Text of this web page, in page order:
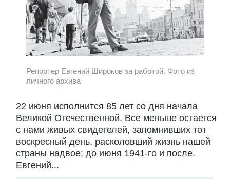
Репортер Евгений Широков за работой. Фото из
личного архива
22 июня исполнится 85 лет со дня начала
Великой Отечественной. Все меньше остается
с нами живых свидетелей, запомнивших тот
воскресный день, расколовший жизнь нашей
страны надвое: до июня 1941-го и после.
Евгений...